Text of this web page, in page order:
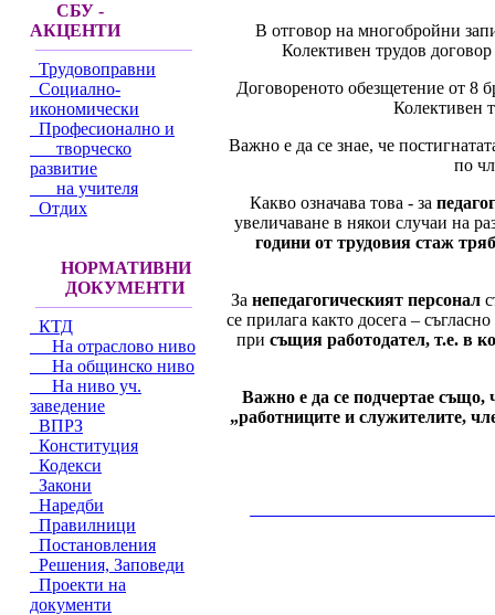
СБУ -
АКЦЕНТИ
Трудовоправни
Социално-
икономически
Професионално и
творческо
развитие
на учителя
Отдих
НОРМАТИВНИ
ДОКУМЕНТИ
КТД
На отраслово ниво
На общинско ниво
На ниво уч.
заведение
ВПРЗ
Конституция
Кодекси
Закони
Наредби
Правилници
Постановления
Решения, Заповеди
Проекти на
документи
В отговор на многобройни
Колективен трудов
Договореното обезщетение от 8
Колективен
Важно е да се знае, че
по
Какво означава това - за
увеличаване в някои случаи на
години от трудовия стаж
За непедагогическият персонал
се прилага както досега –
при същия работодател, т.е. в
Важно е да се подчертае също,
„работниците и служителите,